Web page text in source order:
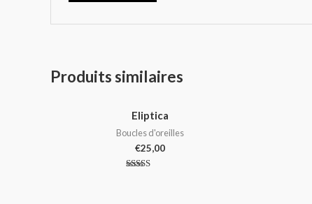
Produits similaires
Eliptica
Boucles d'oreilles
€25,00